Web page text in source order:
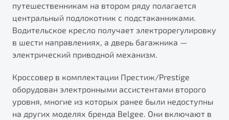
путешественникам на втором ряду полагается
центральный подлокотник с подстаканниками.
Водительское кресло получает электрорегулировку
в шести направлениях, а дверь багажника —
электрический приводной механизм.
Кроссовер в комплектации Престиж/Prestige
оборудован электронными ассистентами второго
уровня, многие из которых ранее были недоступны
на других моделях бренда Belgee. Они включают в